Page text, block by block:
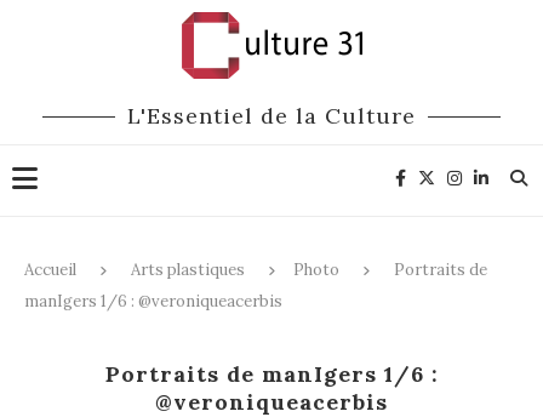
L'Essentiel de la Culture
Accueil Arts plastiques Photo
Portraits de
manIgers 1/6 : @veroniqueacerbis
Portraits de manIgers 1/6 :
@veroniqueacerbis